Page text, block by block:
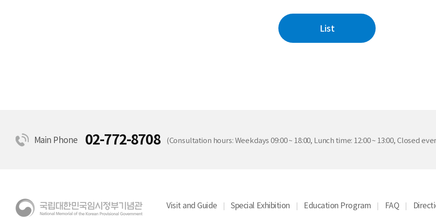
List
Main Phone 02-772-8708 (Consultation hours: Weekdays 09:00 ~ 18:00, Lunch time: 12:00 ~ 13:00, Closed
Visit and Guide Special Exhibition Education Program FAQ